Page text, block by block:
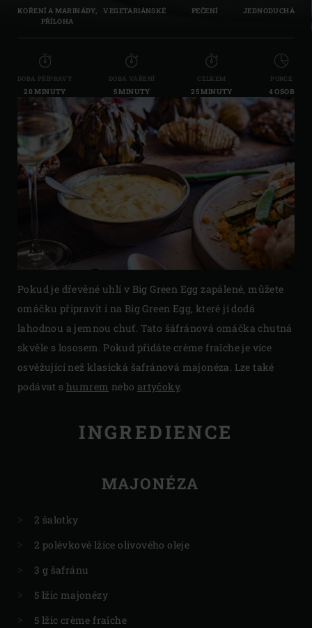
KOŘENÍ A MARINÁDY,
PŘÍLOHA
VEGETARIÁNSKÉ PEČENÍ JEDNODUCHÁ
DOBA PŘÍPRAVY
20 MINUTY
DOBA VAŘENÍ
5 MINUTY
CELKEM
25 MINUTY
PORCE
4 OSOB
Pokud je dřevěné uhlí v Big Green Egg zapálené, můžete
omáčku připravit i na Big Green Egg, které jí dodá
lahodnou a jemnou chuť. Tato šáfránová omáčka chutná
skvěle s lososem. Pokud přidáte crème fraîche je více
osvěžující než klasická šafránová majonéza. Lze také
podávat shumrem nebo artyčoky.
INGREDIENCE
MAJONÉZA
2 šalotky
2 polévkové lžíce olivového oleje
3 g šafránu
5 lžic majonézy
5 lžic crème fraîche